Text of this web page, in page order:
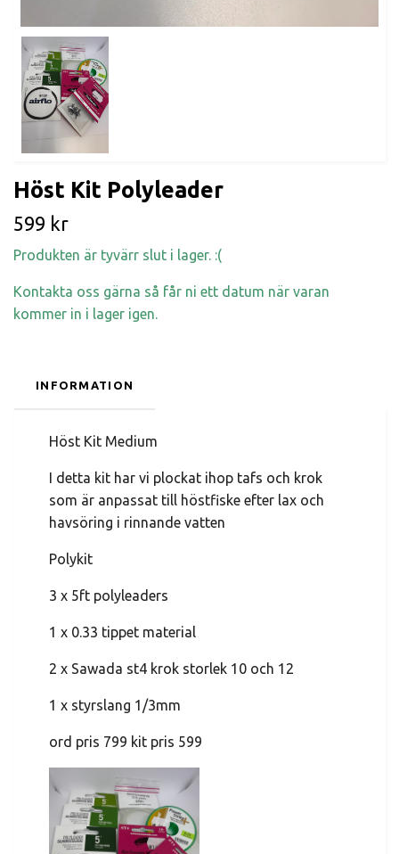
Höst Kit Polyleader
599 kr
Produkten är tyvärr slut i lager. :(
Kontakta oss gärna så får ni ett datum när varan
kommer in i lager igen.
INFORMATION
Höst Kit Medium
I detta kit har vi plockat ihop tafs och krok
som är anpassat till höstfiske efter lax och
havsöring i rinnande vatten
Polykit
3 x 5ft polyleaders
1 x 0.33 tippet material
2 x Sawada st4 krok storlek 10 och 12
1 x styrslang 1/3mm
ord pris 799 kit pris 599